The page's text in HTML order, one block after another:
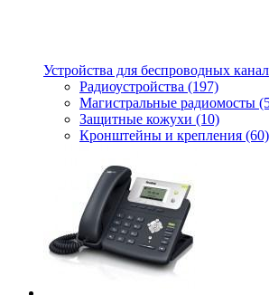
Устройства для беспроводных
Радиоустройства (197)
Магистральные радиомосты
Защитные кожухи (10)
Кронштейны и крепления (60)